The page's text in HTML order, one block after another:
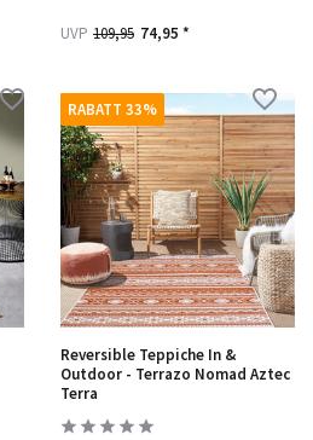
UVP 109,95 74,95 *
RABATT 33%
Reversible Teppiche In &
Outdoor - Terrazo Nomad Aztec
Terra